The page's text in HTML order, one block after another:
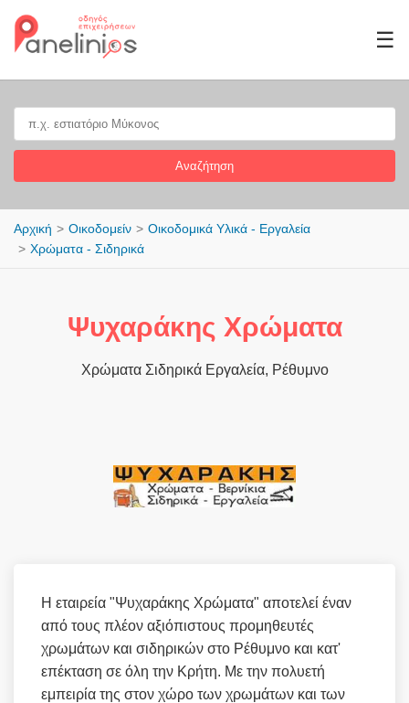
☰
Αναζήτηση
Αρχική Οικοδομείν
Οικοδομικά Υλικά - Εργαλεία
Χρώματα - Σιδηρικά
Ψυχαράκης Χρώματα
Χρώματα Σιδηρικά Εργαλεία, Ρέθυμνο
Η εταιρεία "Ψυχαράκης Χρώματα" αποτελεί έναν
από τους πλέον αξιόπιστους προμηθευτές
χρωμάτων και σιδηρικών στο Ρέθυμνο και κατ'
επέκταση σε όλη την Κρήτη. Με την πολυετή
εμπειρία της στον χώρο των χρωμάτων και των